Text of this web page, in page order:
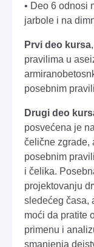
• Deo 6 odnosi
jarbole i na
Prvi deo kursa
pravilima u
posebnim
Drugi deo
posvećena je
čelične zgrade,
posebnim
i čelika.
projektovanju
sledećeg časa,
moći da pratite
primenu i
smanjenja